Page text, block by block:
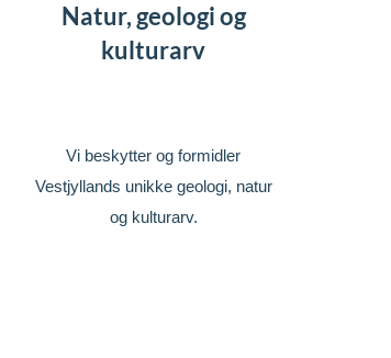
Natur, geologi og
kulturarv
Vi beskytter og formidler
Vestjyllands unikke geologi, natur
og kulturarv.